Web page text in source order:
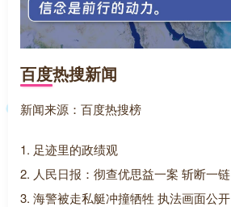
百度热搜新闻
新闻来源：百度热搜榜
1. 足迹里的政绩观
2. 人民日报：彻查优思益一案 斩断一链
3. 海警被走私艇冲撞牺牲 执法画面公开